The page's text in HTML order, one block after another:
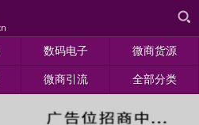
数码电子 微商货源
微商引流 全部分类